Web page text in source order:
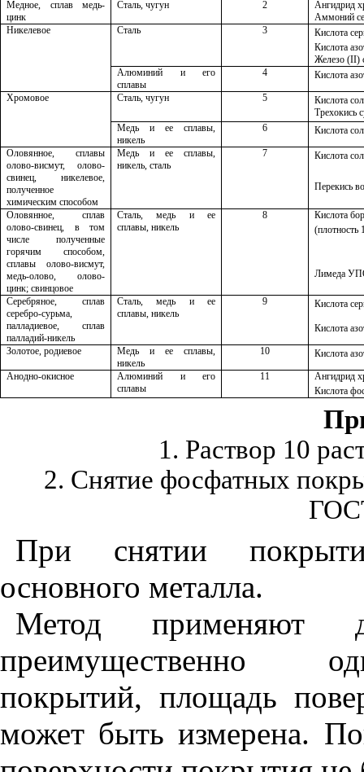
Медное, сплав медь-
цинк
Сталь, чугун 2
Ангидрид
Аммоний
Никелевое
Сталь 3
Кислота
Кислота
Железо (II)
Алюминий и его
сплавы
4
Кислота
Хромовое
Сталь, чугун 5
Кислота
Трехокись
Медь и ее сплавы,
никель
6
Кислота
Оловянное, сплавы
олово-висмут, олово-
свинец, никелевое,
полученное
химическим способом
Медь и ее сплавы,
никель, сталь
7 Кислота
Перекись
Оловянное, сплав
олово-свинец, в том
числе полученные
горячим способом,
сплавы олово-висмут,
медь-олово, олово-
цинк; свинцовое
Сталь, медь и ее
сплавы, никель
8
Кислота
(плотность
Лимеда
Серебряное, сплав
серебро-сурьма,
палладиевое, сплав
палладий-никель
Сталь, медь и ее
сплавы, никель
9 Кислота
Кислота
Золотое, родиевое
Медь и ее сплавы,
никель
10
Кислота
Анодно-окисное
Алюминий и его
сплавы
11
Ангидрид
Кислота
1. Раствор 10
2. Снятие фосфатных
При снятии
основного металла.
Метод применяют
преимущественно
покрытий, площадь
может быть измерена.